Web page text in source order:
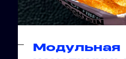
Модульная